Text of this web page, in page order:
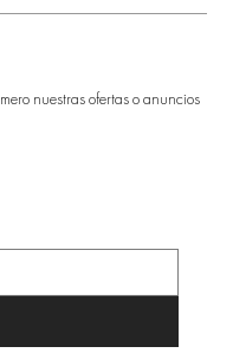
nuestras ofertas o anuncios